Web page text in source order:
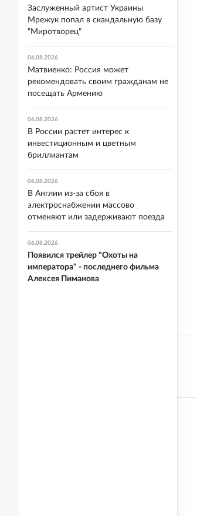
Заслуженный артист Украины
Мрежук попал в скандальную базу
"Миротворец"
06.08.2026
Матвиенко: Россия может
рекомендовать своим гражданам не
посещать Армению
06.08.2026
В России растет интерес к
инвестиционным и цветным
бриллиантам
06.08.2026
В Англии из-за сбоя в
электроснабжении массово
отменяют или задерживают поезда
06.08.2026
Появился трейлер "Охоты на
императора" - последнего фильма
Алексея Пиманова